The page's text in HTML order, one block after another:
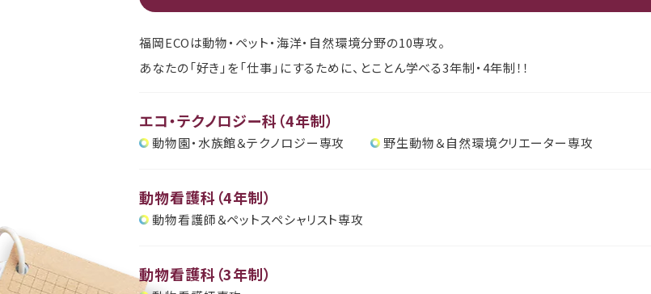
福岡ECOは動物・ペット・海洋・自然環境分野の10専攻。
あなたの「好き」を「仕事」にするために、とことん学べる3年制・4年制！！
エコ・テクノロジー科（4年制）
動物園・水族館＆テクノロジー専攻 野生動物＆自然環境クリエーター専攻
動物看護科（4年制）
動物看護師＆ペットスペシャリスト専攻
動物看護科（3年制）